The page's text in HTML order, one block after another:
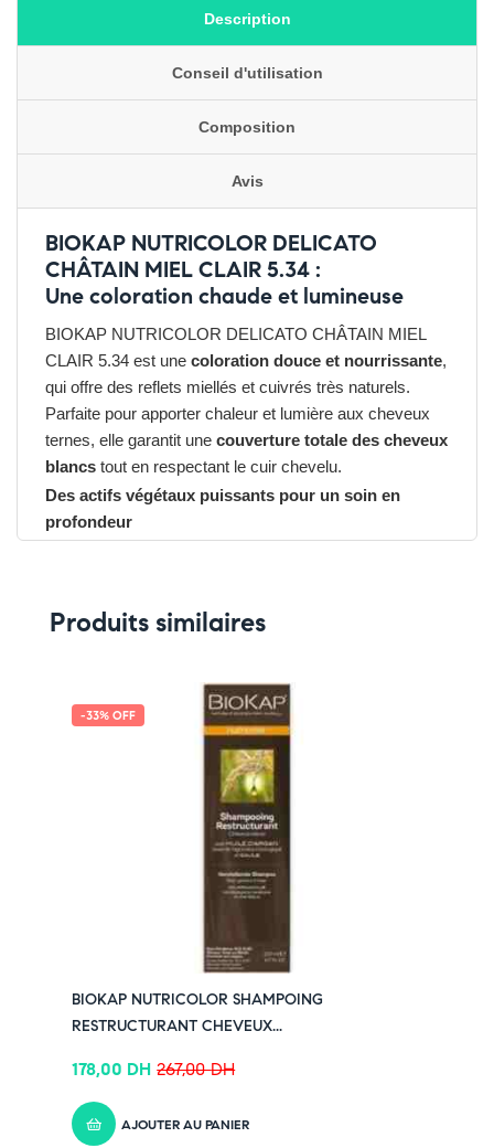
Description
Conseil d'utilisation
Composition
Avis
BIOKAP NUTRICOLOR DELICATO
CHÂTAIN MIEL CLAIR 5.34 :
Une coloration chaude et lumineuse
BIOKAP NUTRICOLOR DELICATO CHÂTAIN MIEL
CLAIR 5.34 est une coloration douce et nourrissante,
qui offre des reflets miellés et cuivrés très naturels.
Parfaite pour apporter chaleur et lumière aux cheveux
ternes, elle garantit une couverture totale des cheveux
blancs tout en respectant le cuir chevelu.
Des actifs végétaux puissants pour un soin en
profondeur
MIEL CLAIR 5.34 nourrit et renforce la fibre capillaire.
coloration tout en laissant un toucher doux et un éclat
naturel.
Une alternative saine et efficace aux colorations
Sans ammoniaque, résorcine ni PPD, cette formule
végétale minimise les risques d’allergie et respecte la
peau sensible. La teinte Châtain Miel Clair est idéale
pour sublimer les teints clairs à moyens avec un effet
> Effectuer un test de sensibilité 48h avant utilisation.
> Ne pas utiliser sur les cils ou les sourcils.
> Éviter le contact avec les yeux.
> Ne pas appliquer sur un cuir chevelu irrité.
DELICATO CHÂTAIN MIEL CLAIR 5.34
> 1 tube de
Produits similaires
-33% OFF
BIOKAP NUTRICOLOR SHAMPOING
RESTRUCTURANT CHEVEUX...
267,00DH
178,00 DH
AJOUTER AU PANIER